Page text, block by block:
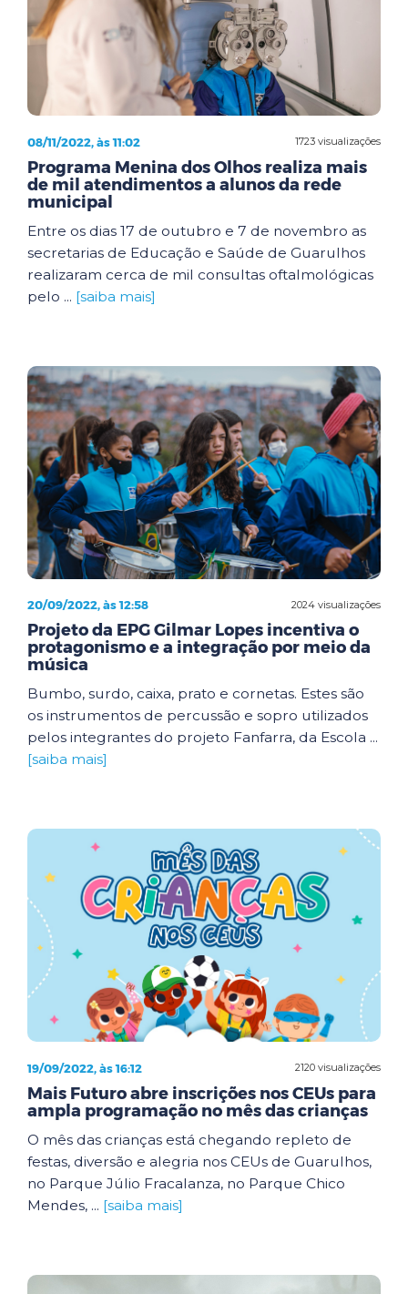
1723 visualizações
08/11/2022, às 11:02
Programa Menina dos Olhos realiza mais
de mil atendimentos a alunos da rede
municipal
Entre os dias 17 de outubro e 7 de novembro as
secretarias de Educação e Saúde de Guarulhos
realizaram cerca de mil consultas oftalmológicas
pelo ... [saiba mais]
2024 visualizações
20/09/2022, às 12:58
Projeto da EPG Gilmar Lopes incentiva o
protagonismo e a integração por meio da
música
Bumbo, surdo, caixa, prato e cornetas. Estes são
os instrumentos de percussão e sopro utilizados
pelos integrantes do projeto Fanfarra, da Escola ...
[saiba mais]
2120 visualizações
19/09/2022, às 16:12
Mais Futuro abre inscrições nos CEUs para
ampla programação no mês das crianças
O mês das crianças está chegando repleto de
festas, diversão e alegria nos CEUs de Guarulhos,
no Parque Júlio Fracalanza, no Parque Chico
Mendes, ... [saiba mais]